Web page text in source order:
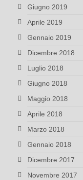
Giugno 2019
Aprile 2019
Gennaio 2019
Dicembre 2018
Luglio 2018
Giugno 2018
Maggio 2018
Aprile 2018
Marzo 2018
Gennaio 2018
Dicembre 2017
Novembre 2017